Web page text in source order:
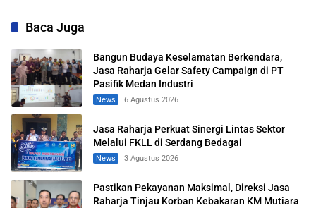
Baca Juga
Bangun Budaya Keselamatan Berkendara,
Jasa Raharja Gelar Safety Campaign di PT
Pasifik Medan Industri
News 6 Agustus 2026
Jasa Raharja Perkuat Sinergi Lintas Sektor
Melalui FKLL di Serdang Bedagai
News 3 Agustus 2026
Pastikan Pekayanan Maksimal, Direksi Jasa
Raharja Tinjau Korban Kebakaran KM Mutiara